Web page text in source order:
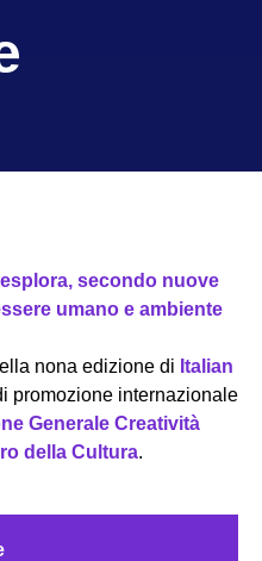
secondo nuove
umano e ambiente
nona edizione di Italian
promozione internazionale
Generale Creatività
della Cultura.